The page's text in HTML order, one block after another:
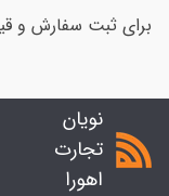
برای ثبت سفارش و
نویان
تجارت
اهورا